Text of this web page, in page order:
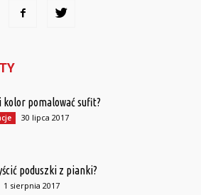
kolor pomalować sufit?
30 lipca 2017
poduszki z pianki?
1 sierpnia 2017